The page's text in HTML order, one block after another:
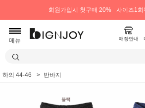
회원가입시 첫구매 20% 사이즈1회
메뉴 매장안내
하의 44-46 반바지